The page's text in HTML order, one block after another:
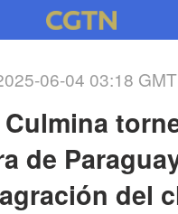
06-04 03:18 GMT
de
del